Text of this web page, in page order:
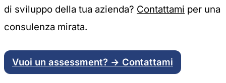
di sviluppo della tua azienda? Contattami per una
consulenza mirata.
Vuoi un assessment? → Contattami